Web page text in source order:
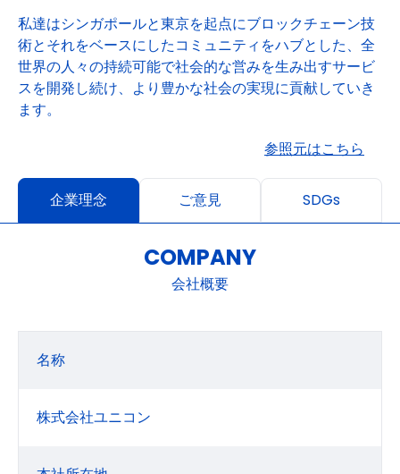
私達はシンガポールと東京を起点にブロックチェーン技
術とそれをベースにしたコミュニティをハブとした、全
世界の人々の持続可能で社会的な営みを生み出すサービ
スを開発し続け、より豊かな社会の実現に貢献していき
ます。
参照元はこちら
企業理念 ご意見 SDGs
COMPANY
会社概要
名称
株式会社ユニコン